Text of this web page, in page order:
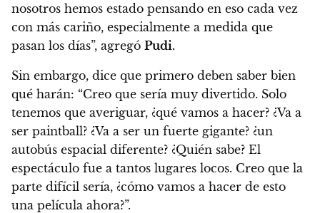
nosotros hemos estado pensando en eso cada vez
con más cariño, especialmente a medida que
pasan los días”, agregó Pudi.
Sin embargo, dice que primero deben saber bien
qué harán: “Creo que sería muy divertido. Solo
tenemos que averiguar, ¿qué vamos a hacer? ¿Va a
ser paintball? ¿Va a ser un fuerte gigante? ¿un
autobús espacial diferente? ¿Quién sabe? El
espectáculo fue a tantos lugares locos. Creo que la
parte difícil sería, ¿cómo vamos a hacer de esto
una película ahora?”.